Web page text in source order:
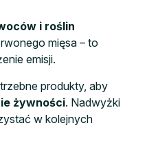
i roślin
mięsa – to
emisji.
produkty, aby
żywności. Nadwyżki
w kolejnych